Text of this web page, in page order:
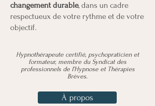
changement durable, dans un cadre
respectueux de votre rythme et de votre
objectif.
Hypnothérapeute certifié, psychopraticien et
formateur, membre du Syndicat des
professionnels de l’Hypnose et Thérapies
Brèves.
À propos